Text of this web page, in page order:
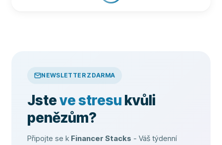
NEWSLETTER ZDARMA
Jsteve stresu kvůli
penězům?
Připojte se k Financer Stacks - Váš týdenní